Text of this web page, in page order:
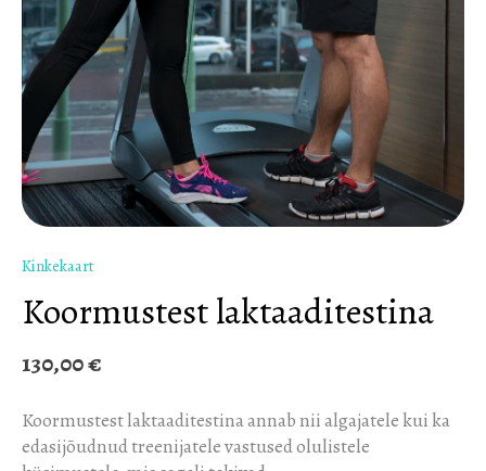
Kinkekaart
Koormustest laktaaditestina
130,00€
Koormustest laktaaditestina annab nii algajatele kui ka
edasijõudnud treenijatele vastused olulistele